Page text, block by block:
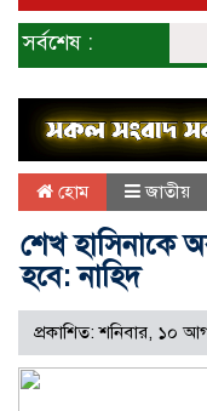
সর্বশেষ :
হোম জাতীয়
শেখ হাসিনাকে
হবে: নাহিদ
প্রকাশিত: শনিবার, ১০